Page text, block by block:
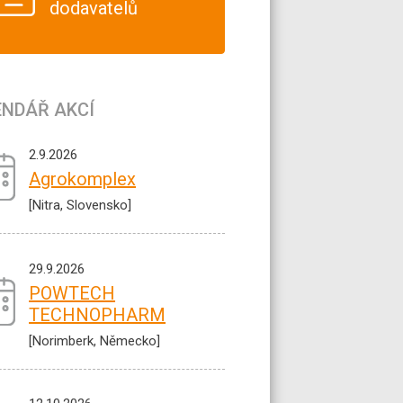
dodavatelů
AKCÍ
2.9.2026
Agrokomplex
[Nitra, Slovensko]
29.9.2026
POWTECH
TECHNOPHARM
[Norimberk, Německo]